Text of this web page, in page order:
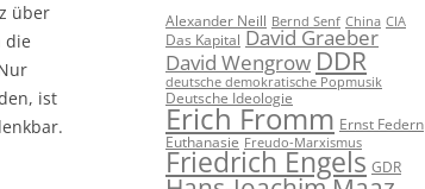
über
die
ist
Alexander Neill Bernd Senf China CIA
Das Kapital David Graeber
David Wengrow DDR
deutsche demokratische Popmusik
Deutsche Ideologie
Erich Fromm Ernst Federn
Euthanasie Freudo-Marxismus
Friedrich Engels GDR